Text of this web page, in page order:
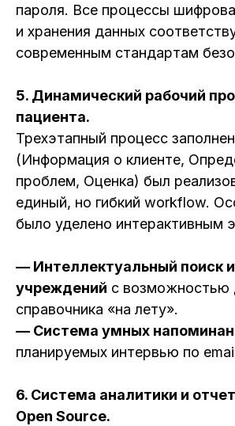
пароля. Все процессы
и хранения данных
современным стандартам
5. Динамический рабочий
пациента.
Трехэтапный процесс
(Информация о клиенте,
проблем, Оценка) был
единый, но гибкий workflow.
было уделено интерактивным
— Интеллектуальный поиск
учреждений с возможностью
справочника «на лету».
— Система умных
планируемых интервью по
6. Система аналитики и
Open Source.